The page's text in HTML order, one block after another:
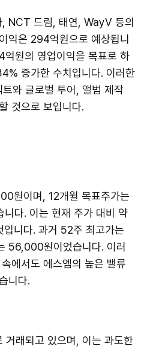
NCT 드림, 태연, WayV 등의
익은 294억원으로 예상됩니
원의 영업이익을 목표로 하
증가한 수치입니다. 이러한
와 글로벌 투어, 앨범 제작
것으로 보입니다.
원이며, 12개월 목표주가는
다. 이는 현재 주가 대비 약
니다. 과거 52주 최고가는
56,000원이었습니다. 이러
에서도 에스엠의 높은 밸류
니다.
래되고 있으며, 이는 과도한